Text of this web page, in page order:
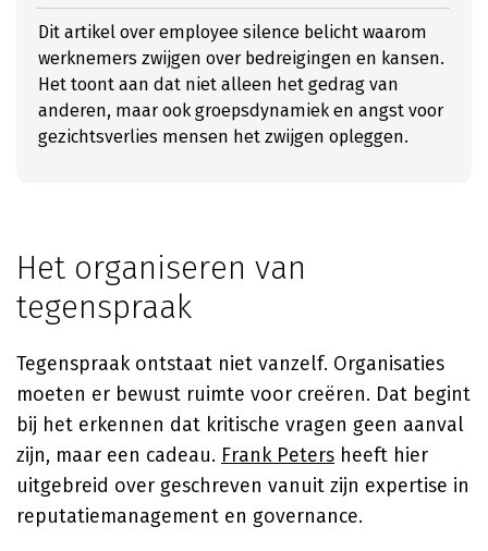
Dit artikel over employee silence belicht waarom
werknemers zwijgen over bedreigingen en kansen.
Het toont aan dat niet alleen het gedrag van
anderen, maar ook groepsdynamiek en angst voor
gezichtsverlies mensen het zwijgen opleggen.
Het organiseren van
tegenspraak
Tegenspraak ontstaat niet vanzelf. Organisaties
moeten er bewust ruimte voor creëren. Dat begint
bij het erkennen dat kritische vragen geen aanval
zijn, maar een cadeau. Frank Peters heeft hier
uitgebreid over geschreven vanuit zijn expertise in
reputatiemanagement en governance.